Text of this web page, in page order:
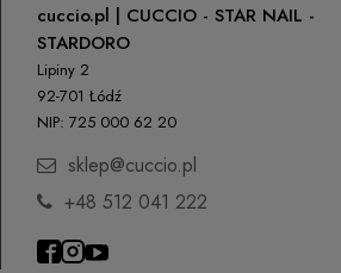
DPD Pickup(Punkty odbioru / Automaty
paczkowe)
Paczkomaty InPost
odbiór osobisty
cuccio.pl | CUCCIO - STAR NAIL -
STARDORO
Lipiny 2
92-701 Łódź
NIP: 725 000 62 20
sklep@cuccio.pl
+48 512 041 222